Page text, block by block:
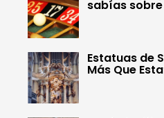
sabías
Estatuas de
Más Que